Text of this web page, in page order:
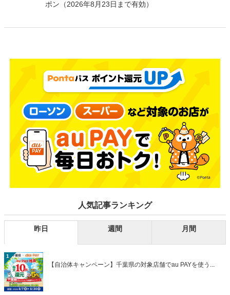
ポン（2026年8月23日まで有効）
人気記事ランキング
昨日 週間 月間
1
【自治体キャンペーン】千葉県の対象店舗でau PAYを使う...